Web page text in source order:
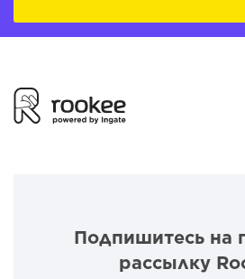
Подпишитесь на
рассылку